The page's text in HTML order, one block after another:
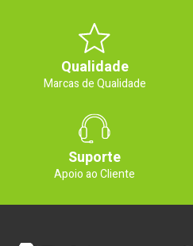
Qualidade
Marcas de Qualidade
Suporte
Apoio ao Cliente